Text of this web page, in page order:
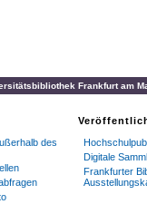
Frankfurt am
des
Digitale
Frankfurter